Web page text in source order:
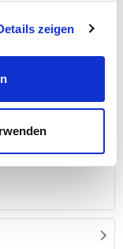
zeigen
und